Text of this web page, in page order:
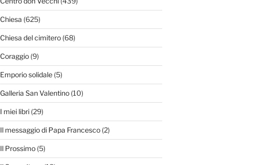
Chiesa (625)
Chiesa del cimitero(68)
Coraggio(9)
Emporio solidale(5)
Galleria San Valentino(10)
I miei libri(29)
Il messaggio di Papa Francesco(2)
Il Prossimo(5)